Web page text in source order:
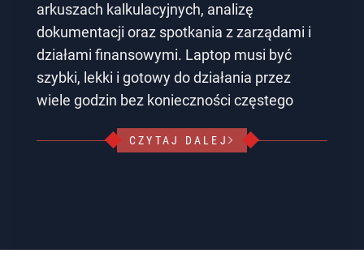
arkuszach kalkulacyjnych, analizę
dokumentacji oraz spotkania z zarządami i
działami finansowymi. Laptop musi być
szybki, lekki i gotowy do działania przez
wiele godzin bez konieczności częstego
CZYTAJ DALEJ